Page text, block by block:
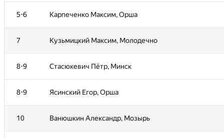
5-6 Карпеченко Максим, Орша
7 Кузьмицкий Максим, Молодечно
8-9 Стасюкевич Пётр, Минск
8-9 Ясинский Егор, Орша
10 Ванюшкин Александр, Мозырь
5-6 Карпеченко Максим, Орша
7 Кузьмицкий Максим, Молодечно
8-9 Стасюкевич Пётр, Минск
8-9 Ясинский Егор, Орша
10 Ванюшкин Александр, Мозырь